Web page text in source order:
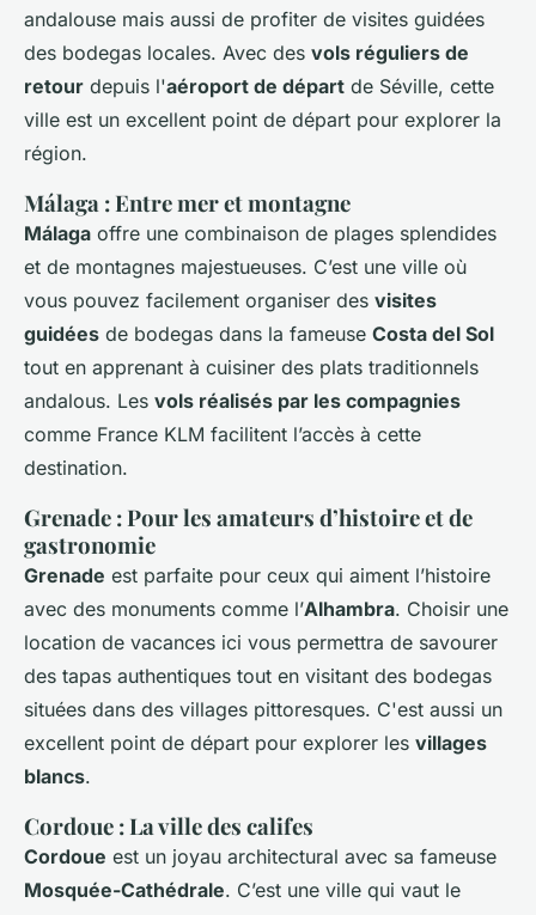
andalouse mais aussi de profiter de visites guidées
des bodegas locales. Avec des vols réguliers de
retour depuis l'aéroport de départ de Séville, cette
ville est un excellent point de départ pour explorer la
région.
Málaga : Entre mer et montagne
Málaga offre une combinaison de plages splendides
et de montagnes majestueuses. C’est une ville où
vous pouvez facilement organiser des visites
guidées de bodegas dans la fameuse Costa del Sol
tout en apprenant à cuisiner des plats traditionnels
andalous. Les vols réalisés par les compagnies
comme France KLM facilitent l’accès à cette
destination.
Grenade : Pour les amateurs d’histoire et de
gastronomie
Grenade est parfaite pour ceux qui aiment l’histoire
avec des monuments comme l’Alhambra. Choisir une
location de vacances ici vous permettra de savourer
des tapas authentiques tout en visitant des bodegas
situées dans des villages pittoresques. C'est aussi un
excellent point de départ pour explorer les villages
blancs.
Cordoue : La ville des califes
Cordoue est un joyau architectural avec sa fameuse
Mosquée-Cathédrale. C’est une ville qui vaut le